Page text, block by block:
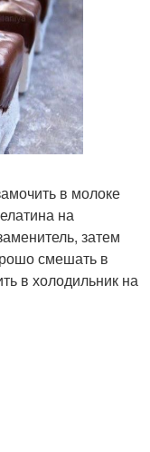
в молоке
на
затем
смешать в
в холодильник на